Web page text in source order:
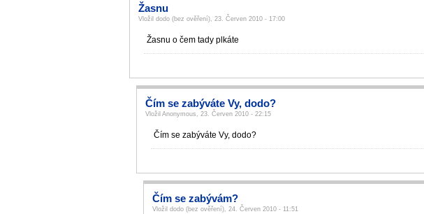
Žasnu
Vložil dodo (bez ověření), 23. Červen 2010 - 17:00
Žasnu o čem tady plkáte
Čím se zabýváte Vy, dodo?
Vložil Anonymous, 23. Červen 2010 - 22:15
Čím se zabýváte Vy, dodo?
Čím se zabývám?
Vložil dodo (bez ověření), 24. Červen 2010 - 11:51